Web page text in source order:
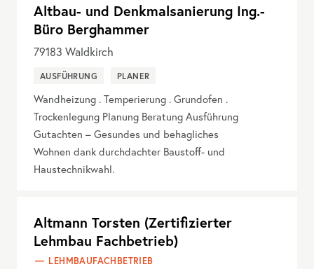
Altbau- und Denkmalsanierung Ing.-
Büro Berghammer
79183 Waldkirch
AUSFÜHRUNG PLANER
Wandheizung . Temperierung . Grundofen .
Trockenlegung Planung Beratung Ausführung
Gutachten – Gesundes und behagliches
Wohnen dank durchdachter Baustoff- und
Haustechnikwahl.
Altmann Torsten (Zertifizierter
Lehmbau Fachbetrieb)
LEHMBAUFACHBETRIEB